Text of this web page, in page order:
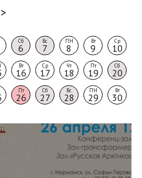
>
Сб
6
Вс
7
ПН
8
Вт
9
Ср
10
Вт
16
Ср
17
Чт
18
Пт
19
Сб
20
Пт
26
Сб
27
Вс
28
ПН
29
Вт
30